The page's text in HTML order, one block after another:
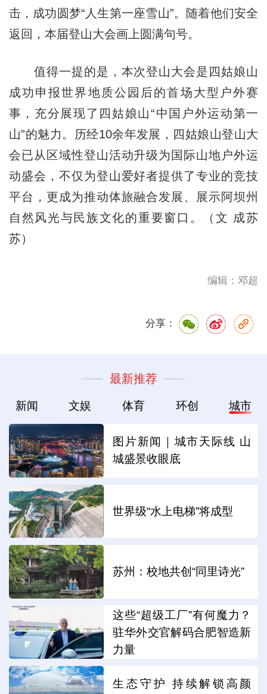
击，成功圆梦“人生第一座雪山”。随着他们安全
返回，本届登山大会画上圆满句号。
值得一提的是，本次登山大会是四姑娘山
成功申报世界地质公园后的首场大型户外赛
事，充分展现了四姑娘山“中国户外运动第一
山”的魅力。历经10余年发展，四姑娘山登山大
会已从区域性登山活动升级为国际山地户外运
动盛会，不仅为登山爱好者提供了专业的竞技
平台，更成为推动体旅融合发展、展示阿坝州
自然风光与民族文化的重要窗口。（文 成苏
苏）
编辑：邓超
分享：
最新推荐
新闻 文娱 体育 环创 城市
图片新闻｜城市天际线 山
城盛景收眼底
世界级“水上电梯”将成型
苏州：校地共创“同里诗光”
这些“超级工厂”有何魔力？
驻华外交官解码合肥智造新
力量
生态守护 持续解锁高颜